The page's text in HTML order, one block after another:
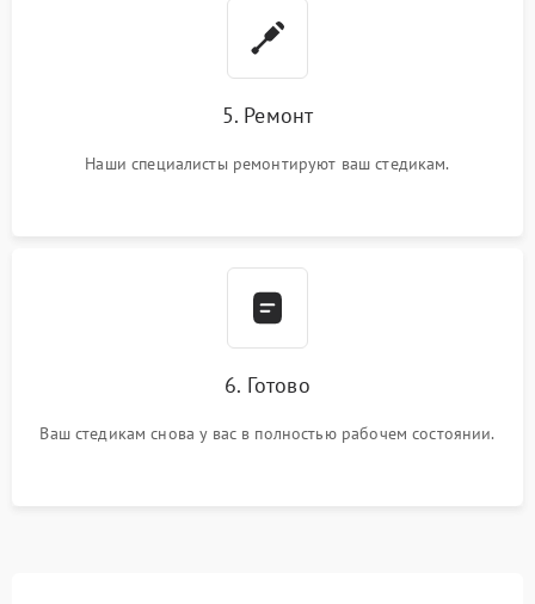
5. Ремонт
Наши специалисты ремонтируют ваш стедикам.
6. Готово
Ваш стедикам снова у вас в полностью рабочем состоянии.